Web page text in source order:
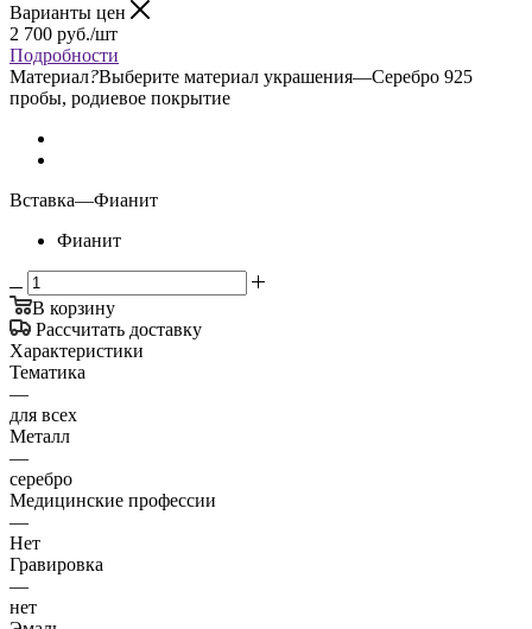
Варианты цен
2 700 руб./шт
Подробности
Материал?Выберите материал украшения—Серебро 925
пробы, родиевое покрытие
Вставка—Фианит
Фианит
В корзину
Рассчитать доставку
Характеристики
Тематика
—
для всех
Металл
—
серебро
Медицинские профессии
—
Нет
Гравировка
—
нет